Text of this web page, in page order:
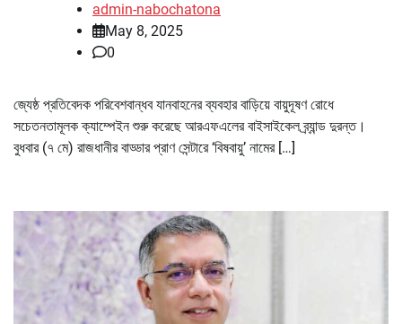
admin-nabochatona
May 8, 2025
0
জ্যেষ্ঠ প্রতিবেদক পরিবেশবান্ধব যানবাহনের ব্যবহার বাড়িয়ে বায়ুদূষণ রোধে
সচেতনতামূলক ক্যাম্পেইন শুরু করেছে আরএফএলের বাইসাইকেল ব্র্যান্ড দুরন্ত।
বুধবার (৭ মে) রাজধানীর বাড্ডার প্রাণ সেন্টারে ‘বিষবায়ু’ নামের […]